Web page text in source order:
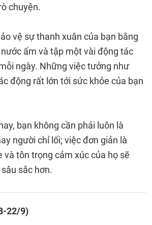
chuyện.
vệ sự thanh xuân của bạn bằng
ấm và tập một vài động tác
ngày. Những việc tưởng như
động rất lớn tới sức khỏe của bạn
bạn không cần phải luôn là
người chỉ lối; việc đơn giản là
và tôn trọng cảm xúc của họ sẽ
sắc hơn.
22/9)